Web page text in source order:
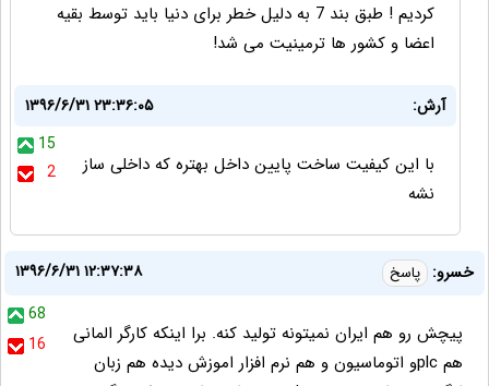
کردیم ! طبق بند 7 به دلیل خطر برای دنیا باید توسط بقیه
اعضا و کشور ها ترمینیت می شد!
آرش:
۱۳۹۶/۶/۳۱ ۲۳:۳۶:۰۵
15
2
با این کیفیت ساخت پایین داخل بهتره که داخلی ساز
نشه
خسرو: پاسخ
۱۳۹۶/۶/۳۱ ۱۲:۳۷:۳۸
68
16
پیچش رو هم ایران نمیتونه تولید کنه. برا اینکه کارگر المانی
هم plcو اتوماسیون و هم نرم افزار اموزش دیده هم زبان